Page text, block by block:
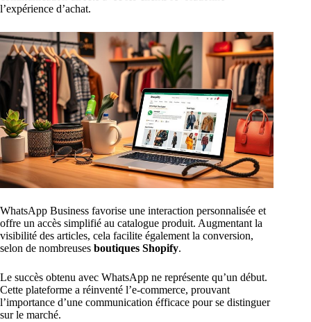
l’expérience d’achat.
WhatsApp Business favorise une interaction personnalisée et
offre un accès simplifié au catalogue produit. Augmentant la
visibilité des articles, cela facilite également la conversion,
selon de nombreuses boutiques Shopify.
Le succès obtenu avec WhatsApp ne représente qu’un début.
Cette plateforme a réinventé l’e-commerce, prouvant
l’importance d’une communication éfficace pour se distinguer
sur le marché.